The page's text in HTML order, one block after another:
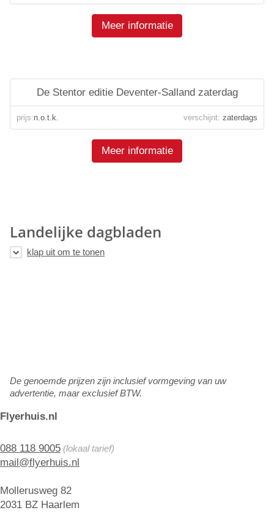
Flyerhuis.nl
088 118 9005 (lokaal tarief)
mail@flyerhuis.nl
Mollerusweg 82
2031 BZ Haarlem
Meer informatie
De Stentor editie Deventer-Salland zaterdag
prijs:n.o.t.k. verschijnt: zaterdags
Meer informatie
Landelijke dagbladen
De genoemde prijzen zijn inclusief vormgeving van uw
advertentie, maar exclusief BTW.